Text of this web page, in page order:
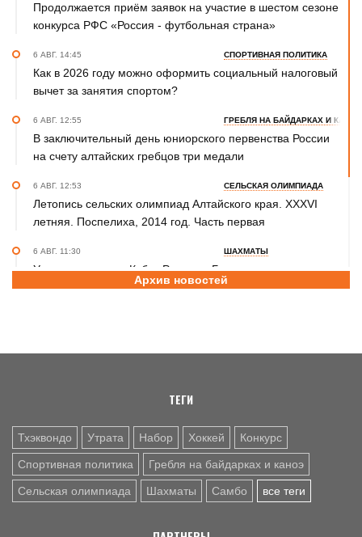
Продолжается приём заявок на участие в шестом сезоне
конкурса РФС «Россия - футбольная страна»
6 АВГ. 14:45 СПОРТИВНАЯ ПОЛИТИКА
Как в 2026 году можно оформить социальный налоговый
вычет за занятия спортом?
6 АВГ. 12:55 ГРЕБЛЯ НА БАЙДАРКАХ И КАНОЭ
В заключительный день юниорского первенства России
на счету алтайских гребцов три медали
6 АВГ. 12:53 СЕЛЬСКАЯ ОЛИМПИАДА
Летопись сельских олимпиад Алтайского края. XXXVI
летняя. Поспелиха, 2014 год. Часть первая
6 АВГ. 11:30 ШАХМАТЫ
Участники этапов Кубка России в Барнауле преодолели
две трети турнирной дистанции
международного Мемориала Бурдикова
Архив новостей
ТЕГИ
Тхэквондо Утрата Набор Хоккей Конкурс
Спортивная политика Гребля на байдарках и каноэ
Сельская олимпиада Шахматы Самбо все теги